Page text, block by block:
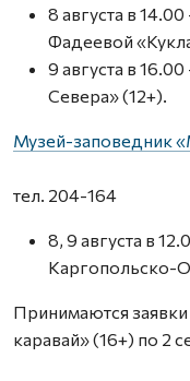
8 августа в
Фадеевой
9 августа в
Севера» (12+).
Музей-заповедник
тел. 204-164
8, 9 августа в
Каргопольско-
Принимаются
каравай» (16+) по 2